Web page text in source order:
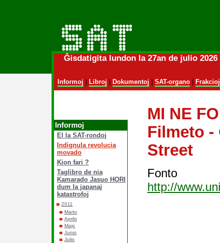
Ĝisdatigita lundon la 27an de julio
Informoj Libroj Dokumentoj SAT-organo| Frakcioj
Informoj
El la SAT-rondoj
Indignula revolucia
movado
Kion fari ?
Taglibro de nia
Kamarado Jasuo HORI
dum la japanaj
katastrofoj
2011
Marto
Aprilo
Majo
Junio
Julio
MI NE
Filmeto -
Street
http://